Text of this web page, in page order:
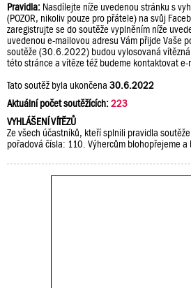
Pravidla: Nasdílejte níže uvedenou stránku s
(POZOR, nikoliv pouze pro přátele) na svůj
zaregistrujte se do soutěže vyplněním níže
uvedenou e-mailovou adresu Vám přijde Vaše
soutěže (30.6.2022) budou vylosovaná
této stránce a vítěze též budeme kontaktovat e-
Tato soutěž byla ukončena 30.6.2022
Aktuální počet soutěžících:223
VYHLÁŠENÍ VÍTĚZŮ
Ze všech účastníků, kteří splnili pravidla
pořadová čísla: 110. Výhercům blohopřejeme a